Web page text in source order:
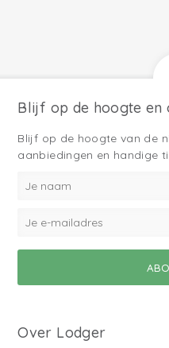
Blijf op de hoogte en
Blijf op de hoogte van de
aanbiedingen en handige
Over Lodger